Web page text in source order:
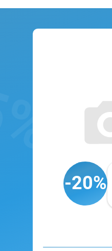
-20%